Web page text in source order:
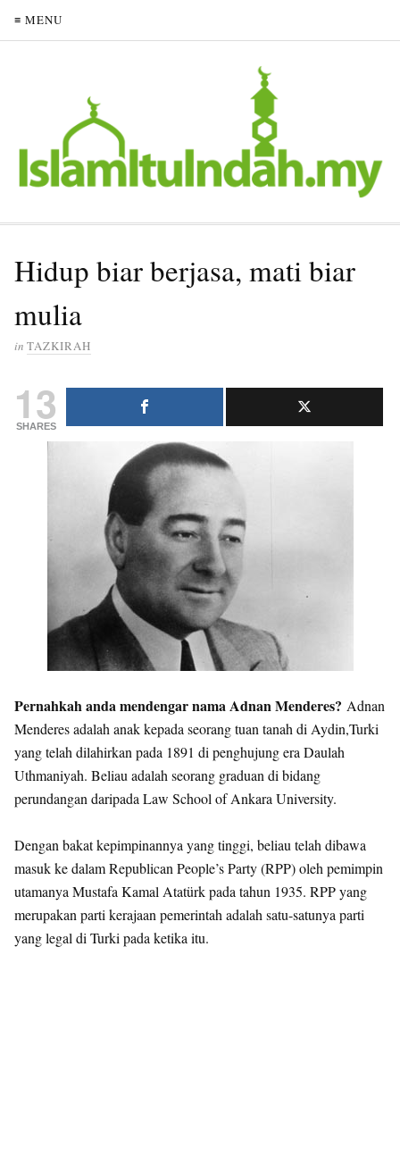
≡ MENU
Hidup biar berjasa, mati biar
mulia
in TAZKIRAH
13
SHARES
Pernahkah anda mendengar nama Adnan Menderes? Adnan
Menderes adalah anak kepada seorang tuan tanah di Aydin,Turki
yang telah dilahirkan pada 1891 di penghujung era Daulah
Uthmaniyah. Beliau adalah seorang graduan di bidang
perundangan daripada Law School of Ankara University.
Dengan bakat kepimpinannya yang tinggi, beliau telah dibawa
masuk ke dalam Republican People’s Party (RPP) oleh pemimpin
utamanya Mustafa Kamal Atatürk pada tahun 1935. RPP yang
merupakan parti kerajaan pemerintah adalah satu-satunya parti
yang legal di Turki pada ketika itu.